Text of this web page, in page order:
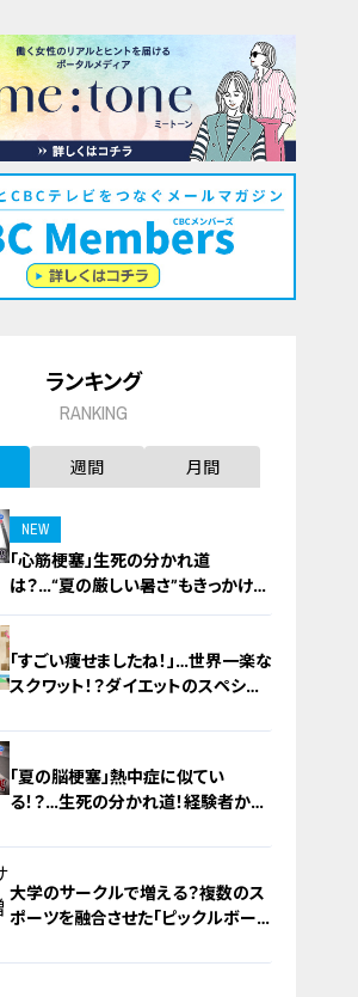
ランキング
RANKING
週間 月間
NEW
「心筋梗塞」生死の分かれ道
は？…“夏の厳しい暑さ”もきっかけ
に！発症前のキケンなサインと対処
「すごい痩せましたね！」…世界一楽な
スクワット！？ダイエットのスペシャ
「夏の脳梗塞」熱中症に似てい
る！？…生死の分かれ道！経験者から
大学のサークルで増える？複数のス
ポーツを融合させた「ピックルボー